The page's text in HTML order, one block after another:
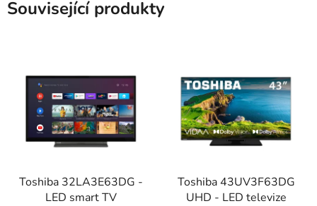
Související produkty
Toshiba 32LA3E63DG -
LED smart TV
Toshiba 43UV3F63DG
UHD - LED televize